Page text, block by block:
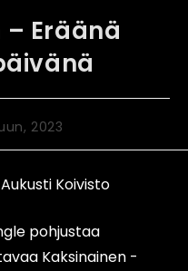
Eräänä
2023
Koivisto
pohjustaa
Kaksinainen -